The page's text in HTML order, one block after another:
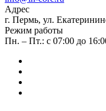
Адрес
г. Пермь, ул.
Режим работы
Пн. – Пт.: с 07:00 до